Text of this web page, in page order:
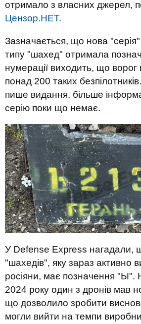
отримало з власних джерел,
Цензор.НЕТ.
Зазначається, що нова "серія"
типу "шахед" отримала
нумерації виходить, що ворог
понад 200 таких
пише видання, більше
серію поки що немає.
У Defense Express нагадали,
"шахедів", яку зараз активно
росіяни, має позначення "Ы".
2024 року один з дронів мав
що дозволило зробити
могли вийти на темпи